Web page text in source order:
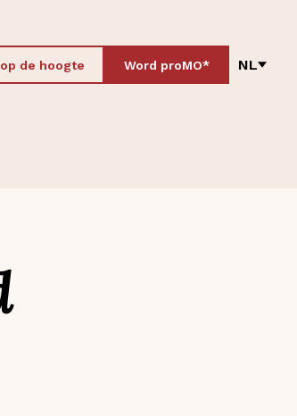
de hoogte Word proMO* NL